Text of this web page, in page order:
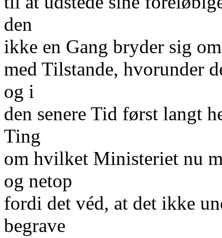
den
ikke en Gang bryder sig
med Tilstande, hvorunder
og i
den senere Tid først langt
Ting
om hvilket Ministeriet nu
og netop
fordi det véd, at det ikke
begrave